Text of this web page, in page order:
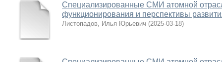
Специализированные СМИ атомной
функционирования и перспективы
Листопадов, Илья Юрьевич (2025-03-18)